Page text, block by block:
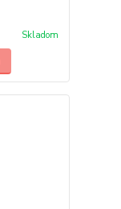
Skladom